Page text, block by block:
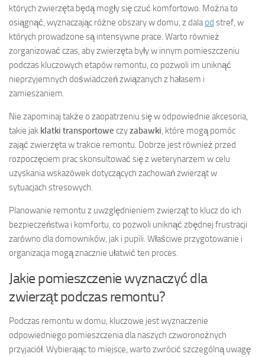
których zwierzęta będą mogły się czuć komfortowo. Można to
osiągnąć, wyznaczając różne obszary w domu, z dalaod stref, w
których prowadzone są intensywne prace. Warto również
zorganizować czas, aby zwierzęta były w innym pomieszczeniu
podczas kluczowych etapów remontu, co pozwoli im uniknąć
nieprzyjemnych doświadczeń związanych z hałasem i
zamieszaniem.
Nie zapominaj także o zaopatrzeniu się w odpowiednie akcesoria,
takie jak klatki transportowe czyzabawki, które mogą pomóc
zająć zwierzęta w trakcie remontu. Dobrze jest również przed
rozpoczęciem prac skonsultować się z weterynarzem w celu
uzyskania wskazówek dotyczących zachowań zwierząt w
sytuacjach stresowych.
Planowanie remontu z uwzględnieniem zwierząt to klucz do ich
bezpieczeństwa i komfortu, co pozwoli uniknąć zbędnej frustracji
zarówno dla domowników, jak i pupili. Właściwe przygotowanie i
organizacja mogą znacznie ułatwić ten proces.
Jakie pomieszczenie wyznaczyć dla
zwierząt podczas remontu?
Podczas remontu w domu, kluczowe jest wyznaczenie
odpowiedniego pomieszczenia dla naszych czworonożnych
przyjaciół. Wybierając to miejsce, warto zwrócić szczególną uwagę